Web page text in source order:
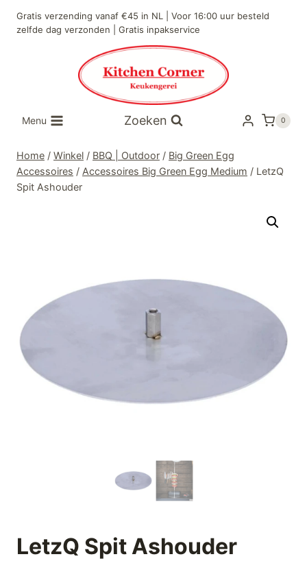
naar
Gratis verzending vanaf €45 in NL | Voor 16:00 uur besteld
zelfde dag verzonden | Gratis inpakservice
Menu Zoeken 0
Home / Winkel / BBQ | Outdoor / Big Green Egg
Accessoires / Accessoires Big Green Egg Medium / LetzQ
Spit Ashouder
LetzQ Spit Ashouder